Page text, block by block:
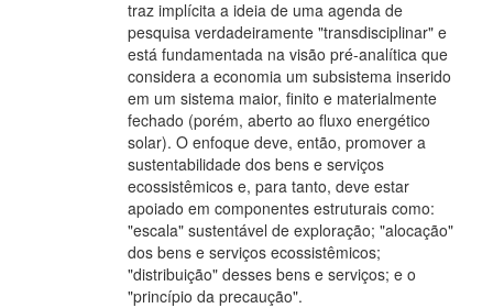
traz implícita a ideia de uma agenda de
pesquisa verdadeiramente "transdisciplinar" e
está fundamentada na visão pré-analítica que
considera a economia um subsistema inserido
em um sistema maior, finito e materialmente
fechado (porém, aberto ao fluxo energético
solar). O enfoque deve, então, promover a
sustentabilidade dos bens e serviços
ecossistêmicos e, para tanto, deve estar
apoiado em componentes estruturais como:
"escala" sustentável de exploração; "alocação"
dos bens e serviços ecossistêmicos;
"distribuição" desses bens e serviços; e o
"princípio da precaução".